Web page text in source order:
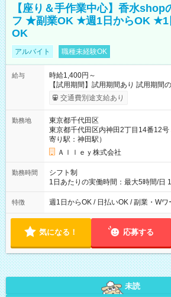
【座り＆手作業中心】香水shop
フ ★副業OK ★週1日からOK ★1
OK
アルバイト 職種未経験OK
給与
時給1,400円～
【試用期間】試用期間あり 試用期間
給与は本採用時と同じです。
交通費別途支給あり
勤務地
東京都千代田区
東京都千代田区内神田2丁目14番12
寄り駅：神田駅）
Ａｌｌｅｙ株式会社
勤務時間
シフト制
1日あたりの実働時間：最大5時間/日
実働時間：1-5時間 └上記の時間帯内
能！ └平日・土曜日の中で、お好きな
18:00 などのように、自由な働き
特徴 週1日からOK / 日払いOK / 副業・Wワ
気になる！ 応募する
未読